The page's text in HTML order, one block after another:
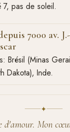
7, pas de soleil.
7000 av.
Brésil (Minas
Dakota), Inde.
✦
d'amour. Mon